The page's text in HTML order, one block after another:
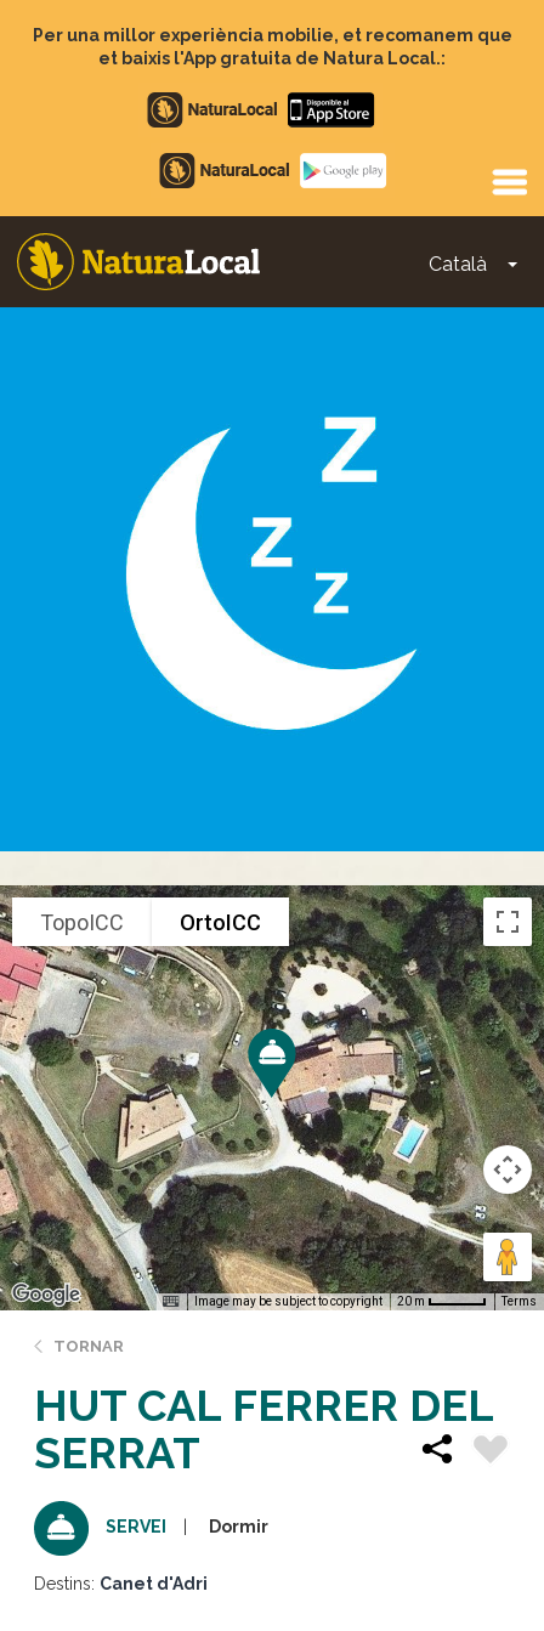
Per una millor experiència mobilie, et recomanem que
et baixis l'App gratuita de Natura Local.:
Apple
store
Google
Play
Català
Main
TopoICC OrtoICC
Image may be subject to copyright 20 m Terms
TORNAR
HUT CAL FERRER DEL
SERRAT
SERVEI Dormir
Destins: Canet d'Adri